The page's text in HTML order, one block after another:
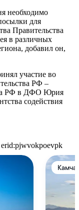
необходимо
для
Правительства
в различных
добавил он,
участие во
РФ –
РФ в ДФО Юрия
содействия
erid:pjwvokpoevpk